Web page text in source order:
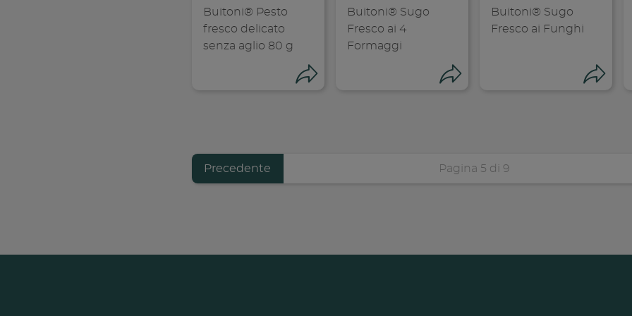
Buitoni® Pesto
fresco delicato
senza aglio 80 g
Condividi
Buitoni® Sugo
Fresco ai 4
Formaggi
Condividi
Buitoni® Sugo
Fresco ai Funghi
Pagination
Previous
Precedente Pagina 5 di 9